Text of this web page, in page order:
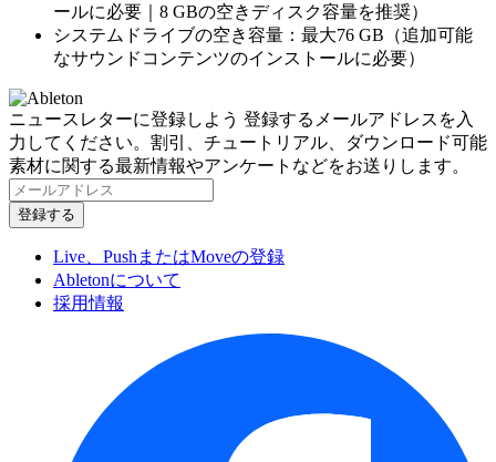
ールに必要｜8 GBの空きディスク容量を推奨）
システムドライブの空き容量：最大76 GB（追加可能
なサウンドコンテンツのインストールに必要）
ニュースレターに登録しよう 登録するメールアドレスを入
力してください。割引、チュートリアル、ダウンロード可能
素材に関する最新情報やアンケートなどをお送りします。
Live、PushまたはMoveの登録
Abletonについて
採用情報